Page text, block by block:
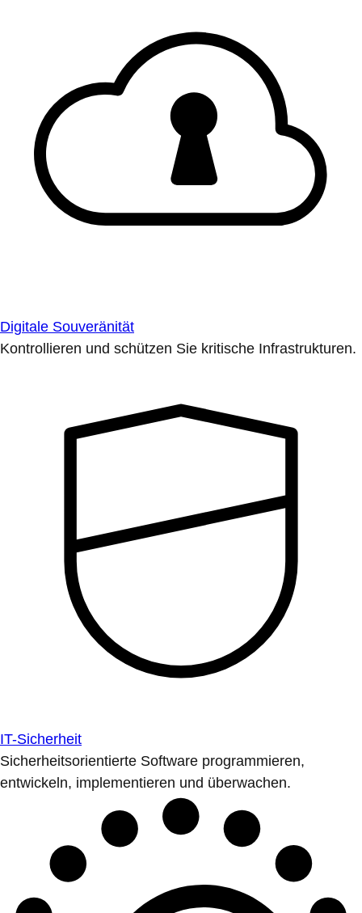
Digitale Souveränität
Kontrollieren und schützen Sie kritische Infrastrukturen.
IT-Sicherheit
Sicherheitsorientierte Software programmieren,
entwickeln, implementieren und überwachen.